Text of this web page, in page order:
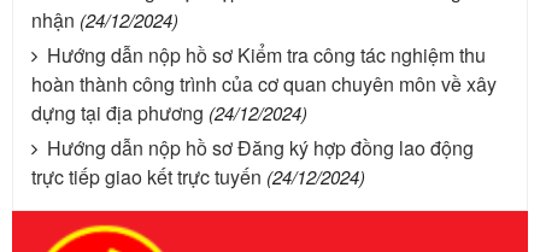
nhận (24/12/2024)
Hướng dẫn nộp hồ sơ Kiểm tra công tác nghiệm thu
hoàn thành công trình của cơ quan chuyên môn về xây
dựng tại địa phương (24/12/2024)
Hướng dẫn nộp hồ sơ Đăng ký hợp đồng lao động
trực tiếp giao kết trực tuyến (24/12/2024)